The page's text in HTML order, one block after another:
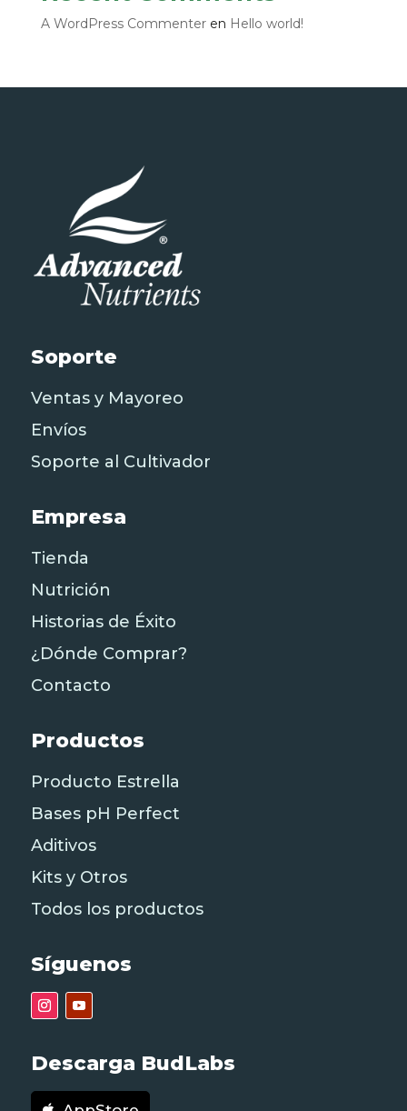
A WordPress Commenteren Hello world!
Soporte
Ventas y Mayoreo
Envíos
Soporte al Cultivador
Empresa
Tienda
Nutrición
Historias de Éxito
¿Dónde Comprar?
Contacto
Productos
Producto Estrella
Bases pH Perfect
Aditivos
Kits y Otros
Todos los productos
Síguenos
Descarga BudLabs